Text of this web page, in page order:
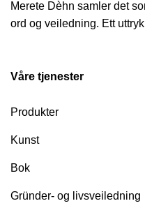
Merete Dèhn samler det
ord og veiledning. Ett
Våre tjenester
Produkter
Kunst
Bok
Gründer- og livsveiledning